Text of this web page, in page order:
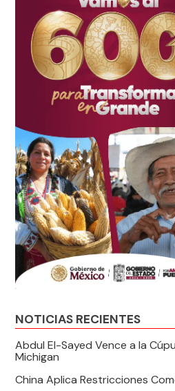
NOTICIAS RECIENTES
Abdul El-Sayed Vence a la
Michigan
China Aplica Restricciones